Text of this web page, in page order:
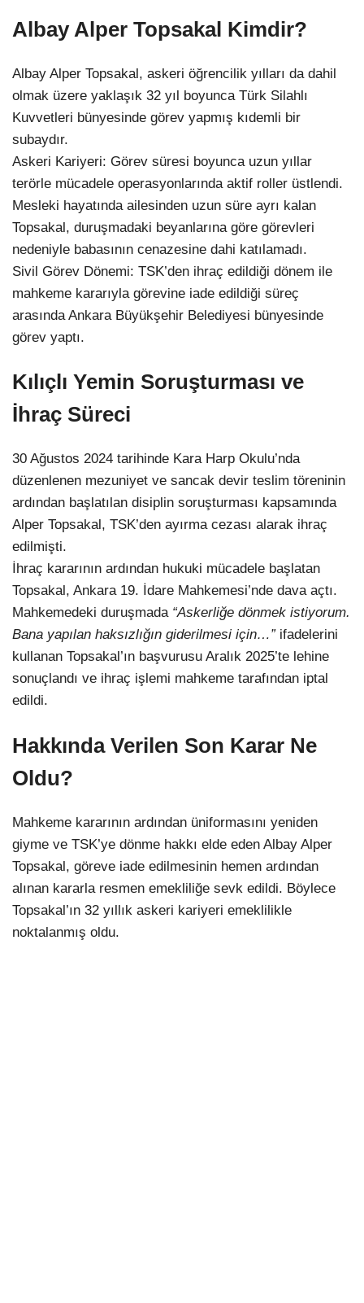
Albay Alper Topsakal Kimdir?
Albay Alper Topsakal, askeri öğrencilik yılları da dahil
olmak üzere yaklaşık 32 yıl boyunca Türk Silahlı
Kuvvetleri bünyesinde görev yapmış kıdemli bir
subaydır.
Askeri Kariyeri: Görev süresi boyunca uzun yıllar
terörle mücadele operasyonlarında aktif roller üstlendi.
Mesleki hayatında ailesinden uzun süre ayrı kalan
Topsakal, duruşmadaki beyanlarına göre görevleri
nedeniyle babasının cenazesine dahi katılamadı.
Sivil Görev Dönemi: TSK’den ihraç edildiği dönem ile
mahkeme kararıyla görevine iade edildiği süreç
arasında Ankara Büyükşehir Belediyesi bünyesinde
görev yaptı.
Kılıçlı Yemin Soruşturması ve
İhraç Süreci
30 Ağustos 2024 tarihinde Kara Harp Okulu’nda
düzenlenen mezuniyet ve sancak devir teslim töreninin
ardından başlatılan disiplin soruşturması kapsamında
Alper Topsakal, TSK’den ayırma cezası alarak ihraç
edilmişti.
İhraç kararının ardından hukuki mücadele başlatan
Topsakal, Ankara 19. İdare Mahkemesi’nde dava açtı.
Mahkemedeki duruşmada “Askerliğe dönmek istiyorum.
Bana yapılan haksızlığın giderilmesi için…”ifadelerini
kullanan Topsakal’ın başvurusu Aralık 2025’te lehine
sonuçlandı ve ihraç işlemi mahkeme tarafından iptal
edildi.
Hakkında Verilen Son Karar Ne
Oldu?
Mahkeme kararının ardından üniformasını yeniden
giyme ve TSK’ye dönme hakkı elde eden Albay Alper
Topsakal, göreve iade edilmesinin hemen ardından
alınan kararla resmen emekliliğe sevk edildi. Böylece
Topsakal’ın 32 yıllık askeri kariyeri emeklilikle
noktalanmış oldu.